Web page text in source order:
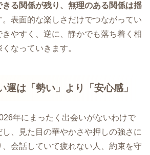
きる関係が残り、無理のある関係は揺
。表面的な楽しさだけでつながってい
やすく、逆に、静かでも落ち着く相
なっていきます。
運は「勢い」より「安心感」
年にまったく出会いがないわけで
、見た目の華やかさや押しの強さに
会話していて疲れない人、約束を守